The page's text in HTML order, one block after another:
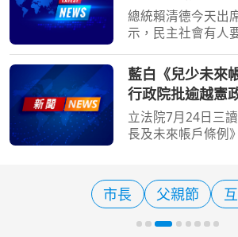
總統賴清德今天出
示，民主社會有人
支持政府政策；他
經濟進步的幕後英
總統一定要做到的
藍白《兒少未來
行政院批逾越憲
為
立法院7月24日三
長及未來帳戶條例
示，提出施政方針
算屬行政院憲政職
市長 父親節